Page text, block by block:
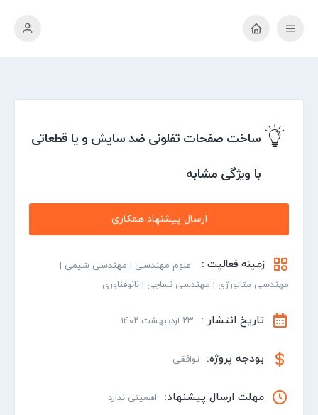
ساخت صفحات تفلونی ضد سایش و یا قطعاتی
با ویژگی مشابه
ارسال پیشنهاد همکاری
زمینه فعالیت :
علوم مهندسی | مهندسی شیمی |
مهندسی متالورژی | مهندسی نساجی | نانوفناوری
تاریخ انتشار : ۲۳ اردیبهشت ۱۴۰۲
بودجه پروژه: توافقی
مهلت ارسال پیشنهاد: اهمیتی ندارد